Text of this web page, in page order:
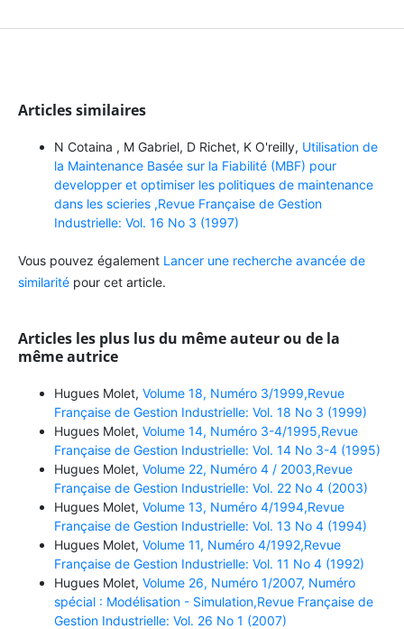
Articles similaires
N Cotaina , M Gabriel, D Richet, K O'reilly, Utilisation de
la Maintenance Basée sur la Fiabilité (MBF) pour
developper et optimiser les politiques de maintenance
dans les scieries ,Revue Française de Gestion
Industrielle: Vol. 16 No 3 (1997)
Vous pouvez également Lancer une recherche avancée de
similaritépour cet article.
Articles les plus lus du même auteur ou de la
même autrice
Hugues Molet, Volume 18, Numéro 3/1999,Revue
Française de Gestion Industrielle: Vol. 18 No 3 (1999)
Hugues Molet, Volume 14, Numéro 3-4/1995,Revue
Française de Gestion Industrielle: Vol. 14 No 3-4 (1995)
Hugues Molet, Volume 22, Numéro 4 / 2003,Revue
Française de Gestion Industrielle: Vol. 22 No 4 (2003)
Hugues Molet, Volume 13, Numéro 4/1994,Revue
Française de Gestion Industrielle: Vol. 13 No 4 (1994)
Hugues Molet, Volume 11, Numéro 4/1992,Revue
Française de Gestion Industrielle: Vol. 11 No 4 (1992)
Hugues Molet, Volume 26, Numéro 1/2007, Numéro
spécial : Modélisation - Simulation,Revue Française de
Gestion Industrielle: Vol. 26 No 1 (2007)